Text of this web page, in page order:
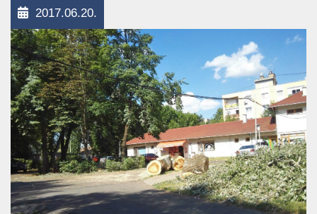
2017.06.20.